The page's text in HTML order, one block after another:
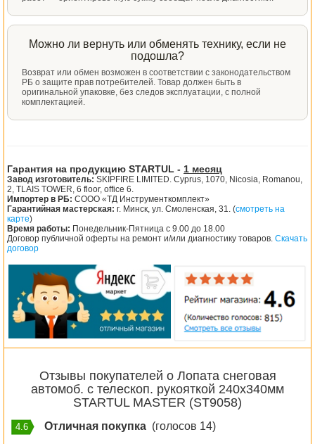
Можно ли вернуть или обменять технику, если не
подошла?
Возврат или обмен возможен в соответствии с законодательством
РБ о защите прав потребителей. Товар должен быть в
оригинальной упаковке, без следов эксплуатации, с полной
комплектацией.
Гарантия на продукцию STARTUL - 1 месяц
Завод изготовитель: SKIPFIRE LIMITED. Cyprus, 1070, Nicosia, Romanou,
2, TLAIS TOWER, 6 floor, office 6.
Импортер в РБ: СООО «ТД Инструменткомплект»
Гарантийная мастерская: г. Минск, ул. Смоленская, 31. (смотреть на
карте)
Время работы: Понедельник-Пятница с 9.00 до 18.00
Договор публичной оферты на ремонт и/или диагностику товаров. Скачать
договор
Отзывы покупателей о Лопата снеговая
автомоб. с телескоп. рукояткой 240х340мм
STARTUL MASTER (ST9058)
4.6 Отличная покупка (голосов 14)